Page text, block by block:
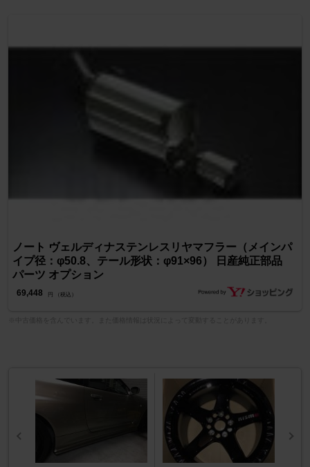
ノート ヴェルディナステンレスリヤマフラー（メインパ
イプ径：φ50.8、テール形状：φ91×96） 日産純正部品
パーツ オプション
69,448 円 （税込）